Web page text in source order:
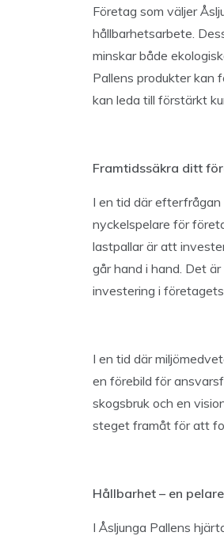
Företag som väljer
hållbarhetsarbete.
minskar både
Pallens produkter kan
kan leda till förstärkt
Framtidssäkra ditt
I en tid där efterfrågan
nyckelspelare för
lastpallar är att
går hand i hand. Det
investering i
I en tid där
en förebild för
skogsbruk och en
steget framåt för att
Hållbarhet – en
I Åsljunga Pallens